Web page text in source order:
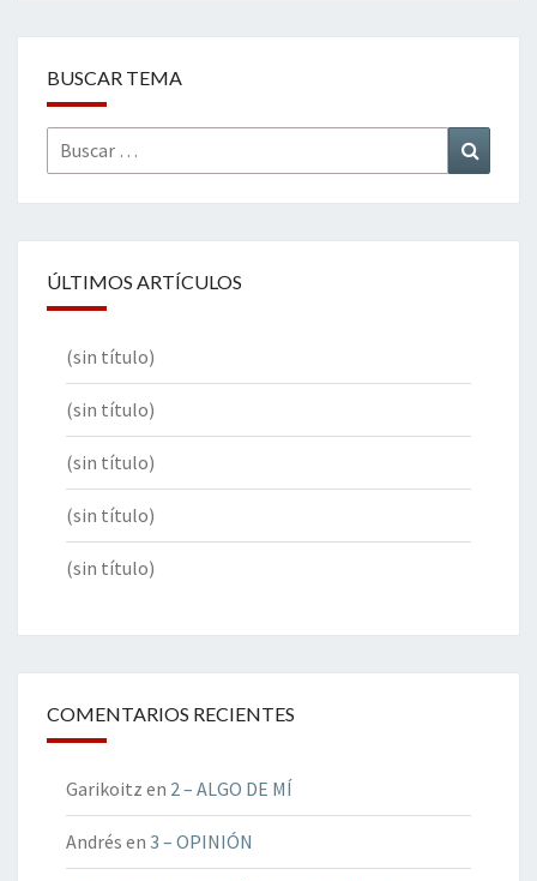
BUSCAR TEMA
Buscar
por:
ÚLTIMOS ARTÍCULOS
(sin título)
(sin título)
(sin título)
(sin título)
(sin título)
COMENTARIOS RECIENTES
Garikoitz en 2 – ALGO DE MÍ
Andrés en 3 – OPINIÓN